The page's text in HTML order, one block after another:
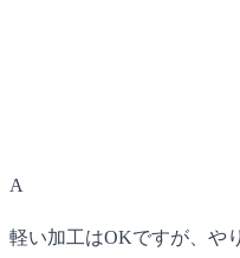
A
軽い加工はOKですが、や